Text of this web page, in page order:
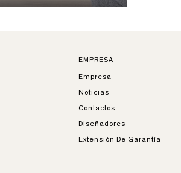
EMPRESA
Empresa
Noticias
Contactos
Diseñadores
Extensión De Garantía